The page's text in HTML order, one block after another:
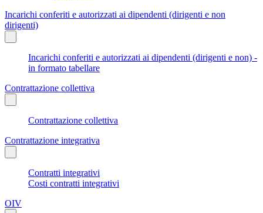
Incarichi conferiti e autorizzati ai dipendenti (dirigenti e non
dirigenti)
Incarichi conferiti e autorizzati ai dipendenti (dirigenti e non) -
in formato tabellare
Contrattazione collettiva
Contrattazione collettiva
Contrattazione integrativa
Contratti integrativi
Costi contratti integrativi
OIV